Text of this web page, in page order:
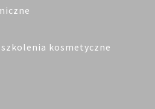
kosmetyczne